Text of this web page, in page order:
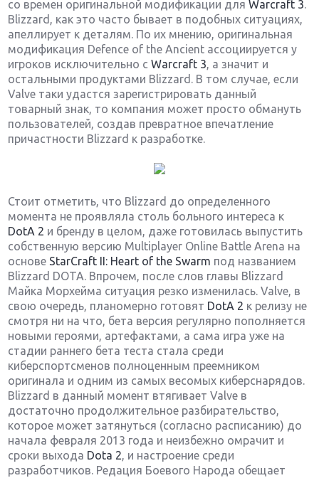
со времен оригинальной модификации дляWarcraft 3.
Blizzard, как это часто бывает в подобных ситуациях,
апеллирует к деталям. По их мнению, оригинальная
модификация Defence of the Ancient ассоциируется у
игроков исключительно сWarcraft 3, а значит и
остальными продуктами Blizzard. В том случае, если
Valve таки удастся зарегистрировать данный
товарный знак, то компания может просто обмануть
пользователей, создав превратное впечатление
причастности Blizzard к разработке.
Стоит отметить, что Blizzard до определенного
момента не проявляла столь больного интереса к
DotA 2 и бренду в целом, даже готовилась выпустить
собственную версию Multiplayer Online Battle Arena на
основе StarCraft II: Heart of the Swarm под названием
Blizzard DOTA. Впрочем, после слов главы Blizzard
Майка Морхейма ситуация резко изменилась. Valve, в
свою очередь, планомерно готовят DotA 2 к релизу не
смотря ни на что, бета версия регулярно пополняется
новыми героями, артефактами, а сама игра уже на
стадии раннего бета теста стала среди
киберспортсменов полноценным преемником
оригинала и одним из самых весомых киберснарядов.
Blizzard в данный момент втягивает Valve в
достаточно продолжительное разбирательство,
которое может затянуться (согласно расписанию) до
начала февраля 2013 года и неизбежно омрачит и
сроки выхода Dota 2, и настроение среди
разработчиков. Редация Боевого Народа обещает